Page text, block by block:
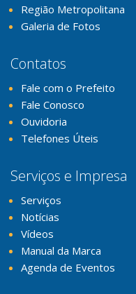
Região Metropolitana
Galeria de Fotos
Contatos
Fale com o Prefeito
Fale Conosco
Ouvidoria
Telefones Úteis
Serviços e Impresa
Serviços
Notícias
Vídeos
Manual da Marca
Agenda de Eventos